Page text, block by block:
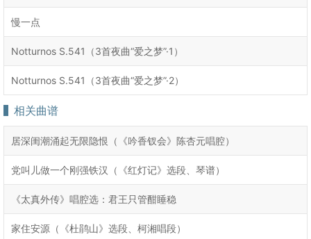
慢一点
Notturnos S.541（3首夜曲“爱之梦”·1）
Notturnos S.541（3首夜曲“爱之梦”·2）
相关曲谱
居深闺潮涌起无限隐恨（《吟香钗会》陈杏元唱腔）
党叫儿做一个刚强铁汉（《红灯记》选段、琴谱）
《太真外传》唱腔选：君王只管酣睡稳
家住安源（《杜鹃山》选段、柯湘唱段）